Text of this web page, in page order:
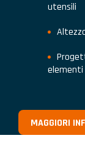
utensili
elementi
MAGGIORI